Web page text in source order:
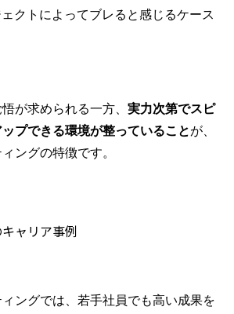
クトによってブレると感じるケース
が求められる一方、 実力次第でスピ
プできる環境が整っていることが、
ングの特徴です。
ャリア事例
ングでは、若手社員でも高い成果を